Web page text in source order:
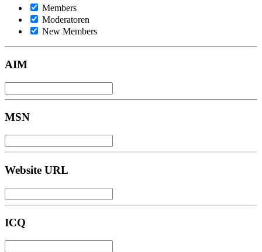
Members
Moderatoren
New Members
AIM
MSN
Website URL
ICQ